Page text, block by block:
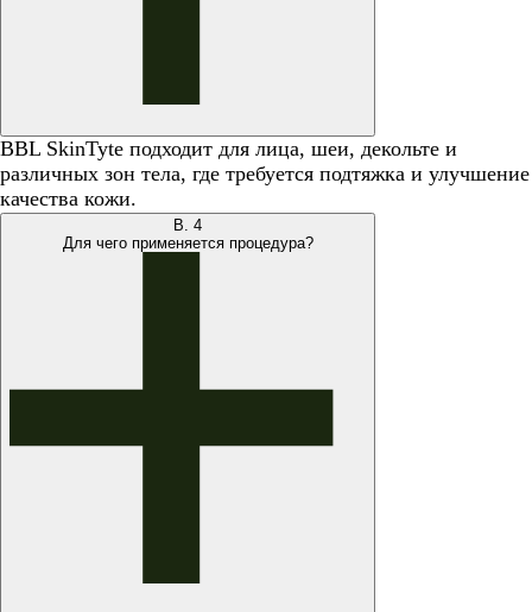
BBL SkinTyte подходит для лица, шеи, декольте и
различных зон тела, где требуется подтяжка и улучшение
качества кожи.
В. 4
Для чего применяется процедура?